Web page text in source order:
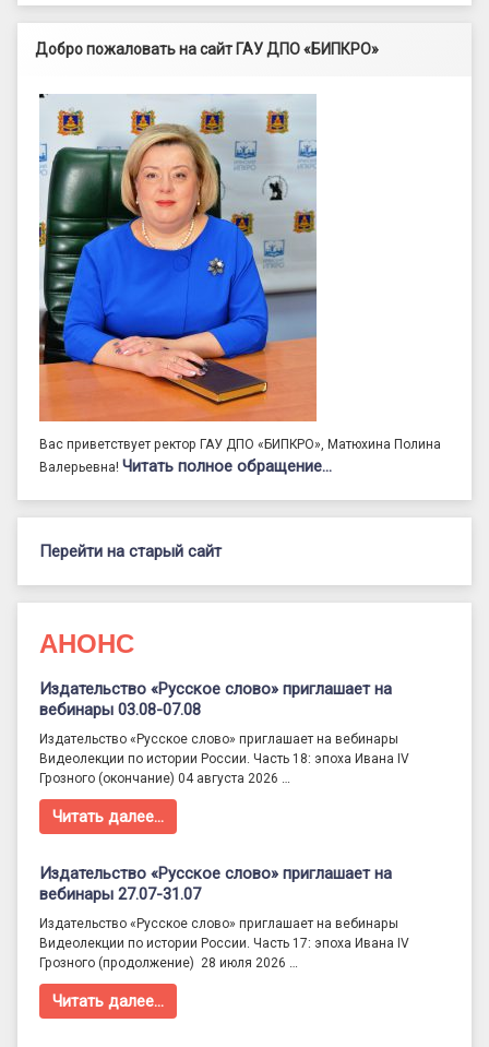
Добро пожаловать на сайт ГАУ ДПО «БИПКРО»
Вас приветствует ректор ГАУ ДПО «БИПКРО», Матюхина Полина
Валерьевна! Читать полное обращение…
Перейти на старый сайт
АНОНС
Издательство «Русское слово» приглашает на
вебинары 03.08-07.08
Издательство «Русское слово» приглашает на вебинары
Видеолекции по истории России. Часть 18: эпоха Ивана IV
Грозного (окончание) 04 августа 2026 …
Читать далее…
Издательство «Русское слово» приглашает на
вебинары 27.07-31.07
Издательство «Русское слово» приглашает на вебинары
Видеолекции по истории России. Часть 17: эпоха Ивана IV
Грозного (продолжение) 28 июля 2026 …
Читать далее…